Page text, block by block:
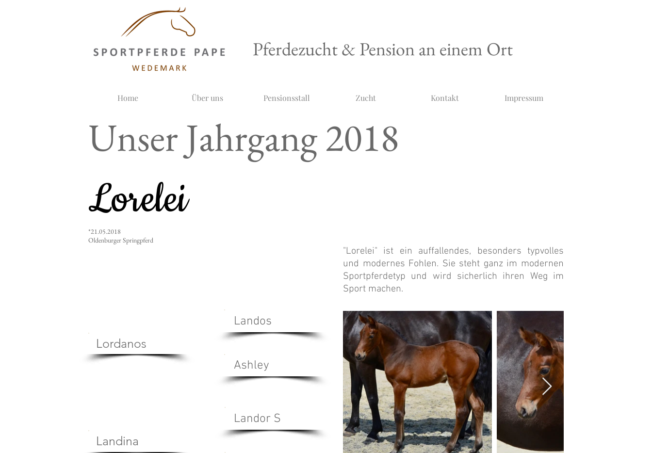
Pferdezucht & Pension an einem Ort
Home Über uns Pensionsstall Zucht Kontakt Impressum
Unser Jahrgang 2018
Lorelei
*21.05.2018
Oldenburger Springpferd
"Lorelei" ist ein auffallendes, besonders typvolles
und modernes Fohlen. Sie steht ganz im modernen
Sportpferdetyp und wird sicherlich ihren Weg im
Sport machen.
Lordanos
Landina
Landos
Ashley
Landor S